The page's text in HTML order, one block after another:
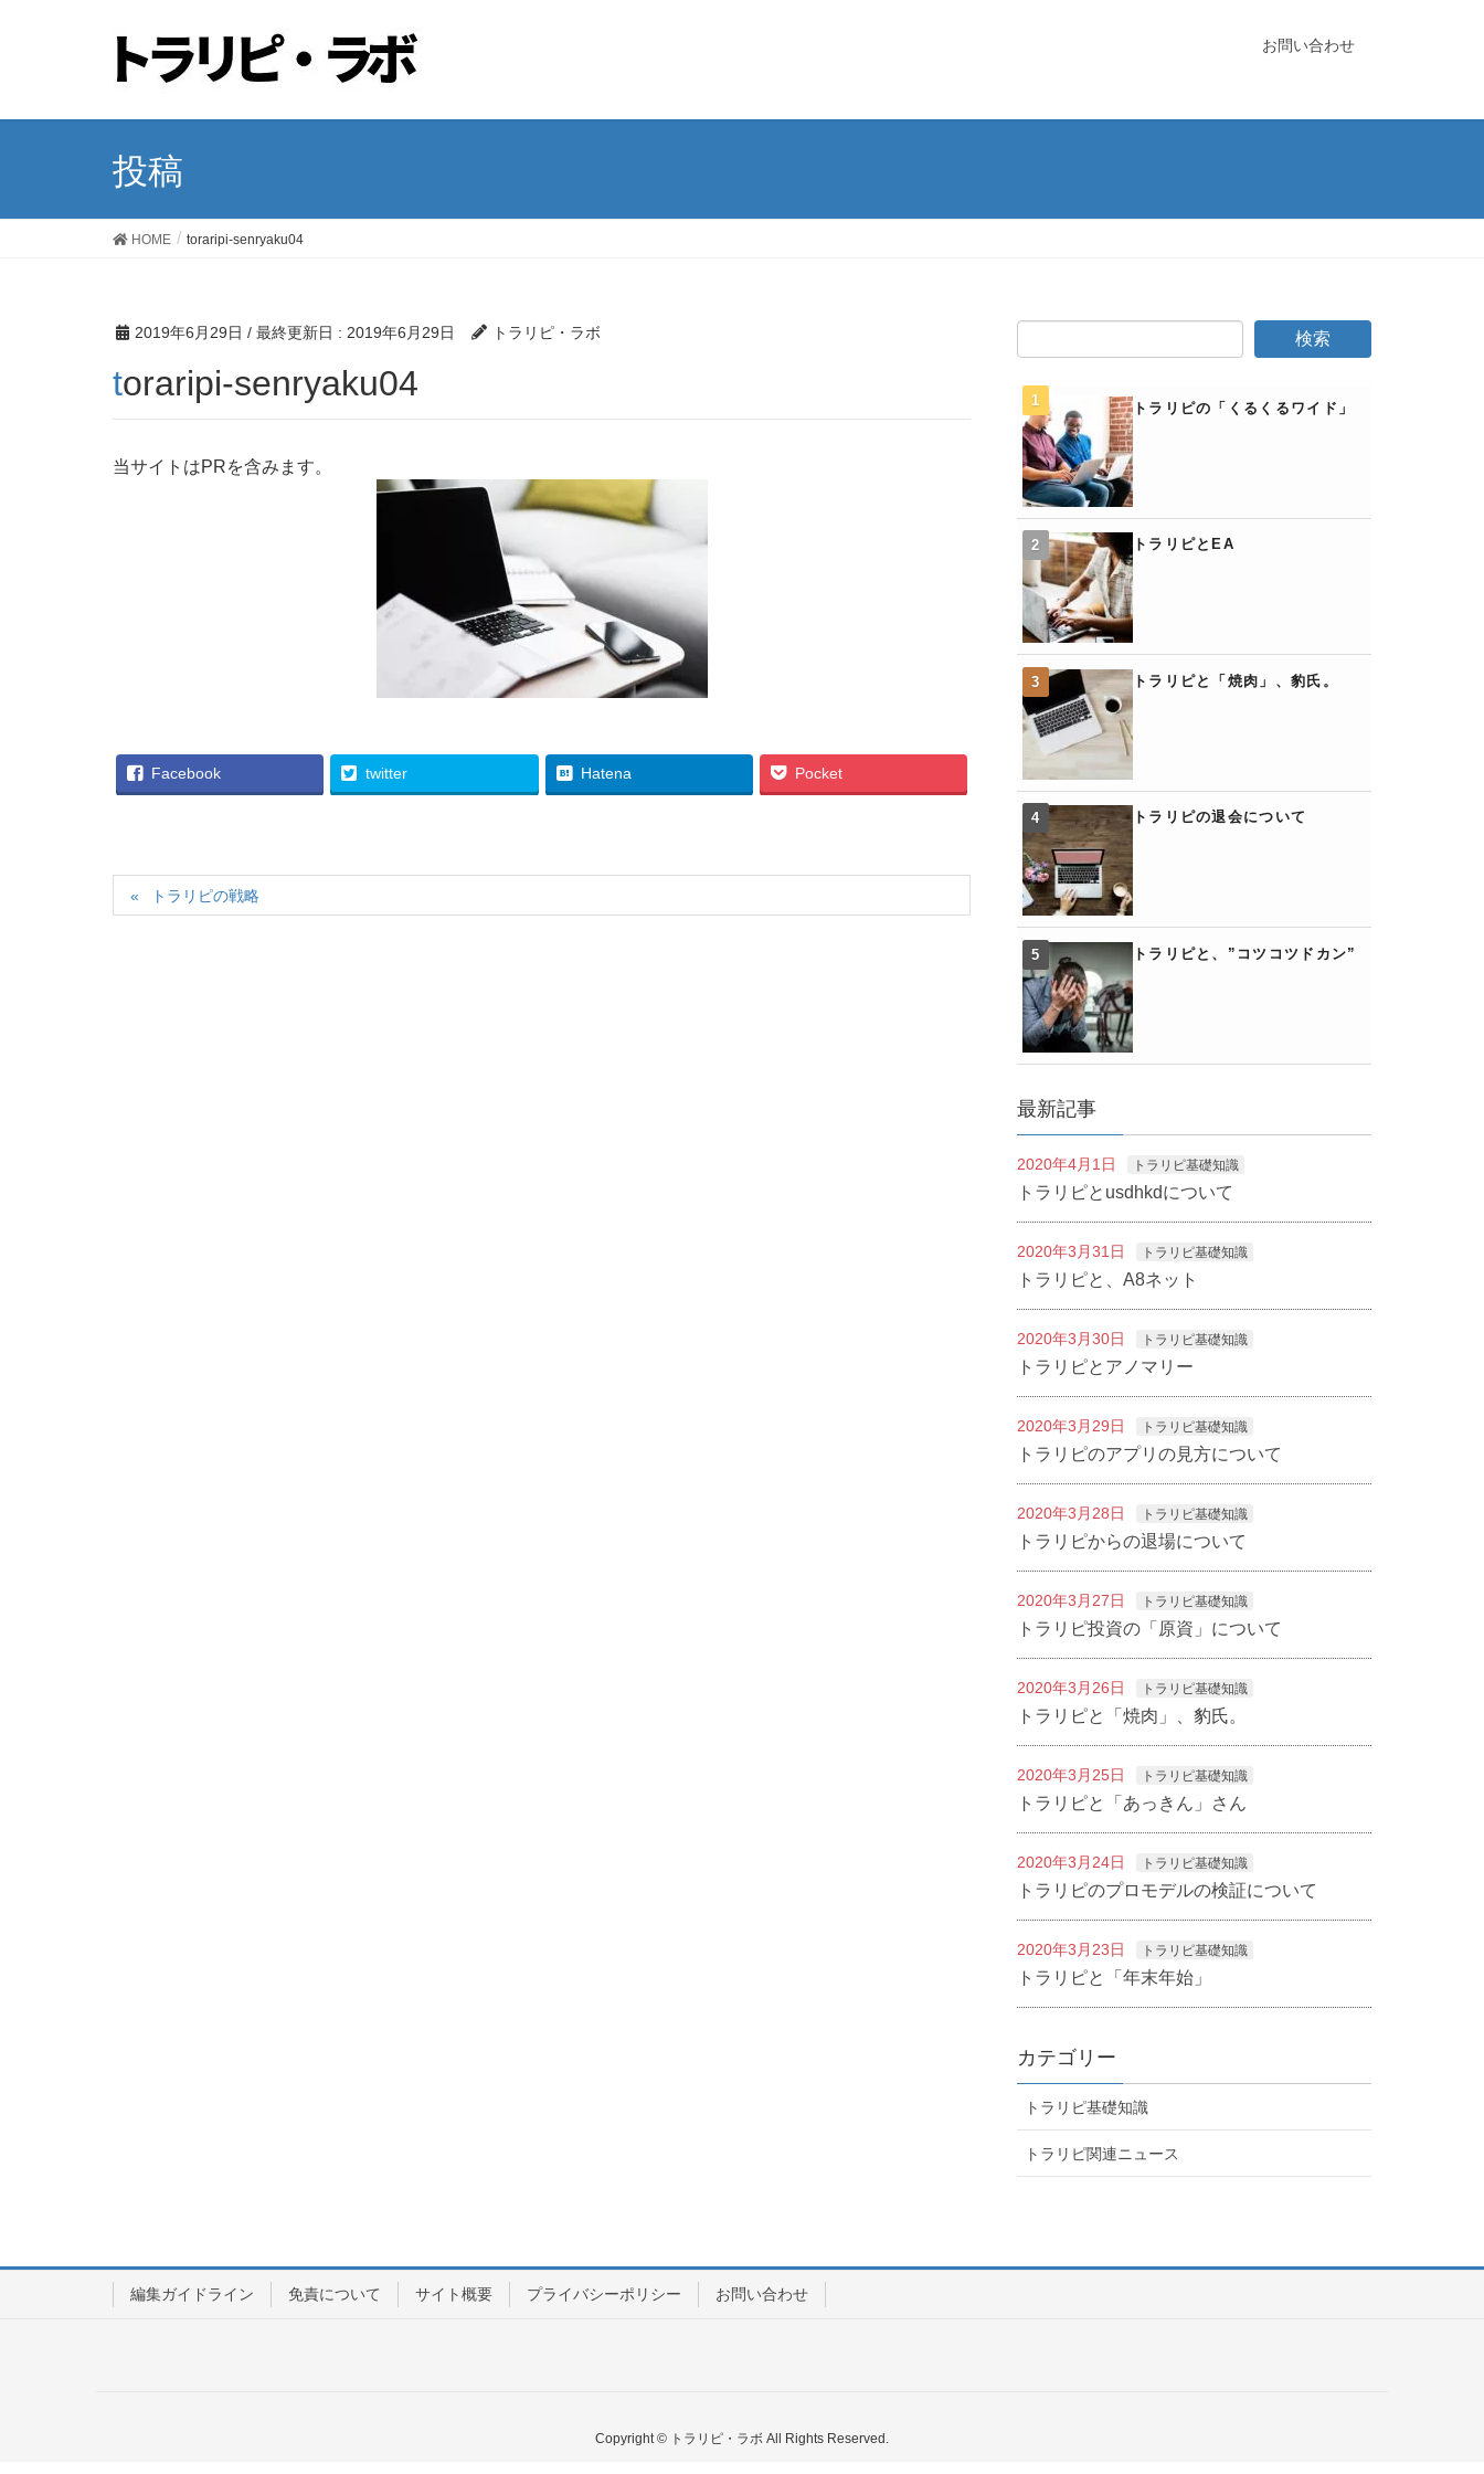
お問い合わせ
投稿
HOME toraripi-senryaku04
2019年6月29日 / 最終更新日 : 2019年6月29日 トラリピ・ラボ
toraripi-senryaku04
当サイトはPRを含みます。
Facebook twitter Hatena Pocket
トラリピの戦略
トラリピの「くるくるワイド」
トラリピとEA
トラリピと「焼肉」、豹氏。
トラリピの退会について
トラリピと、”コツコツドカン”
最新記事
2020年4月1日 トラリピ基礎知識
トラリピとusdhkdについて
2020年3月31日 トラリピ基礎知識
トラリピと、A8ネット
2020年3月30日 トラリピ基礎知識
トラリピとアノマリー
2020年3月29日 トラリピ基礎知識
トラリピのアプリの見方について
2020年3月28日 トラリピ基礎知識
トラリピからの退場について
2020年3月27日 トラリピ基礎知識
トラリピ投資の「原資」について
2020年3月26日 トラリピ基礎知識
トラリピと「焼肉」、豹氏。
2020年3月25日 トラリピ基礎知識
トラリピと「あっきん」さん
2020年3月24日 トラリピ基礎知識
トラリピのプロモデルの検証について
2020年3月23日 トラリピ基礎知識
トラリピと「年末年始」
カテゴリー
トラリピ基礎知識
トラリピ関連ニュース
編集ガイドライン 免責について サイト概要 プライバシーポリシー お問い合わせ
Copyright © トラリピ・ラボ All Rights Reserved.